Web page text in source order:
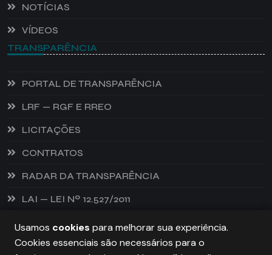
NOTÍCIAS
VÍDEOS
TRANSPARÊNCIA
PORTAL DE TRANSPARÊNCIA
LRF — RGF E RREO
LICITAÇÕES
CONTRATOS
RADAR DA TRANSPARÊNCIA
LAI — LEI Nº 12.527/2011
PREFEITURA DE CASTANHEIRA, TODOS OS DIREITOS
Usamos cookies para melhorar sua experiência.
Cookies essenciais são necessários para o